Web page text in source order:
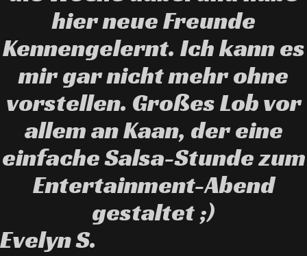
hier neue Freunde
Kennengelernt. Ich kann es
mir gar nicht mehr ohne
vorstellen. Großes Lob vor
allem an Kaan, der eine
einfache Salsa-Stunde zum
Entertainment-Abend
gestaltet ;)
Evelyn S.